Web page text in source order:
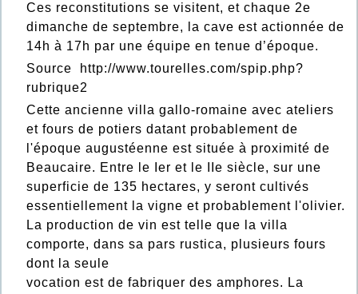
Ces reconstitutions se visitent, et chaque 2e
dimanche de septembre, la cave est actionnée de
14h à 17h par une équipe en tenue d’époque.
Source
http://www.tourelles.com/spip.php?
rubrique2
Cette ancienne villa gallo-romaine avec ateliers
et fours de potiers datant probablement de
l'époque augustéenne est située à proximité de
Beaucaire. Entre le Ier et le IIe siècle, sur une
superficie de 135 hectares, y seront cultivés
essentiellement la vigne et probablement l'olivier.
La production de vin est telle que la villa
comporte, dans sa pars rustica, plusieurs fours
dont la seule
vocation est de fabriquer des amphores. La